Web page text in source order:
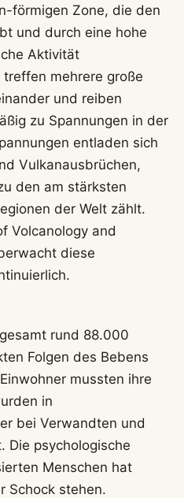
förmigen Zone, die den
und durch eine hohe
Aktivität
mehrere große
und reiben
zu Spannungen in der
entladen sich
Vulkanausbrüchen,
den am stärksten
der Welt zählt.
Volcanology and
diese
rund 88.000
Folgen des Bebens
mussten ihre
in
bei Verwandten und
Die psychologische
Menschen hat
Schock stehen.